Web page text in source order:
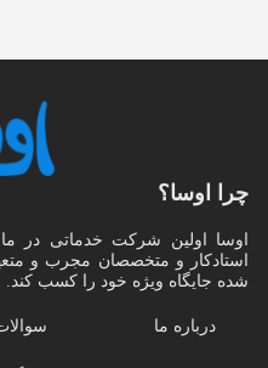
چرا اوسا؟
اوسا اولین شرکت خدماتی در
استادکار و متخصصان مجرب و
شده جایگاه ویژه خود را کسب کند.
درباره ما